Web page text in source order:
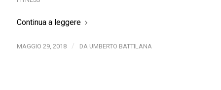
Continua a leggere
MAGGIO 29, 2018 / DA UMBERTO BATTILANA